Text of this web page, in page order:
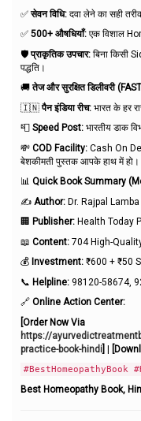
✅सेवन विधि: दवा लेने का सही
✅ 500+ औषधियाँ: एक विशाल
🛡️प्राकृतिक उपचार: बिना किसी
पद्धति।
🚚तेज और सुरक्षित डिलीवरी
🇮🇳पैन इंडिया रीच: भारत के हर
📮 Speed Post: भारतीय डाक
💸 COD Facility: Cash On
बेशकीमती पुस्तक आपके हाथ में हो।
📊 Quick Book Summary
✍️ Author: Dr. Rajpal
🏢 Publisher: Health Today
📖 Content: 704 High-
💰 Investment: ₹600 + ₹50
📞 Helpline: 98120-58674,
🔗 Online Action Center:
[Order Now Via
https://
practice-book-hindi |
Best Homeopathy Book,